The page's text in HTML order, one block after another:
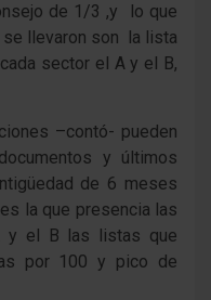
de 1/3 ,y lo que
llevaron son la lista
sector el A y el B,
–contó- pueden
y últimos
de 6 meses
la que presencia las
y el B las listas que
por 100 y pico de